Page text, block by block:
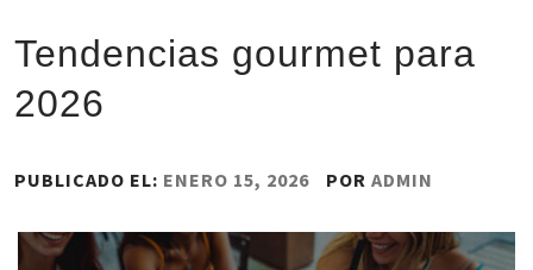
Tendencias gourmet para
2026
PUBLICADO EL: ENERO 15, 2026 POR ADMIN